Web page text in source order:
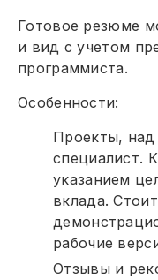
Готовое резюме
и вид с учетом
программиста.
Особенности:
Проекты, над
специалист.
указанием
вклада.
рабочие
Отзывы и